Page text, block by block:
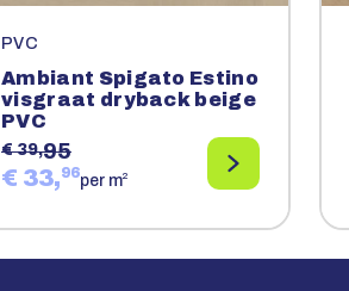
PVC
Ambiant Spigato Estino
visgraat dryback beige
PVC
€ 39,95
€ 33,96per m2